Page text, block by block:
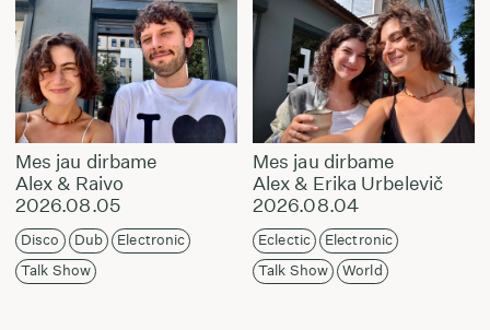
Mes jau dirbame
Alex & Raivo
2026.08.05
Disco Dub
Electronic
Talk Show
Mes jau dirbame
Alex & Erika Urbelevič
2026.08.04
Eclectic
Electronic
Talk Show
World